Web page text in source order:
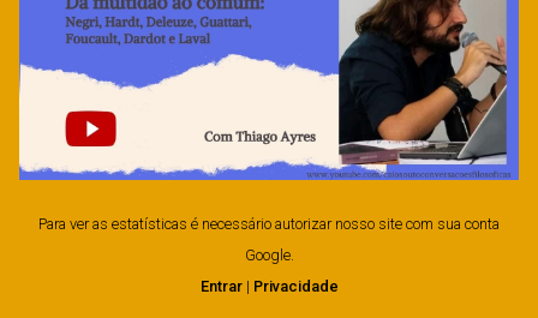
Para ver as estatísticas é necessário autorizar nosso site com sua conta
Google.
Entrar| Privacidade